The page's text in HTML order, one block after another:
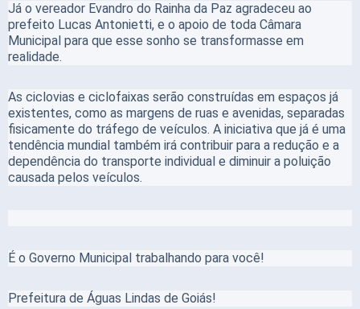
Já o vereador Evandro do Rainha da Paz agradeceu ao
prefeito Lucas Antonietti, e o apoio de toda Câmara
Municipal para que esse sonho se transformasse em
realidade.
As ciclovias e ciclofaixas serão construídas em espaços já
existentes, como as margens de ruas e avenidas, separadas
fisicamente do tráfego de veículos. A iniciativa que já é uma
tendência mundial também irá contribuir para a redução e a
dependência do transporte individual e diminuir a poluição
causada pelos veículos.
É o Governo Municipal trabalhando para você!
Prefeitura de Águas Lindas de Goiás!